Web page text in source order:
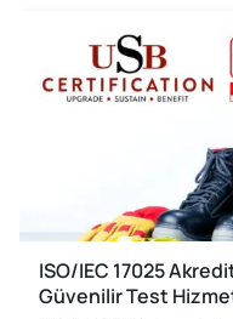
ISO/IEC 17025
Güvenilir Test